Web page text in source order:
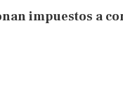
impuestos a